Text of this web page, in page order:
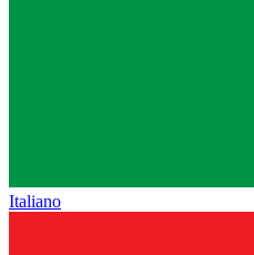
Italiano